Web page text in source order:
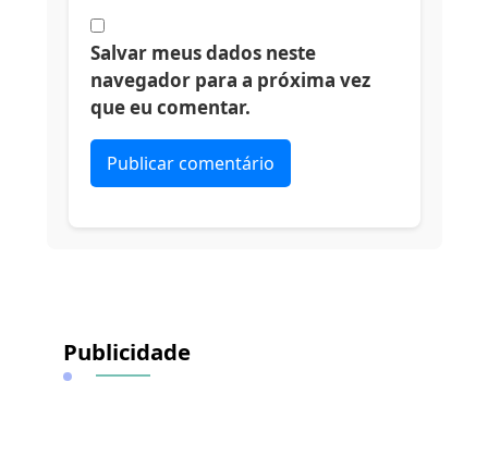
Salvar meus dados neste
navegador para a próxima vez
que eu comentar.
Publicidade